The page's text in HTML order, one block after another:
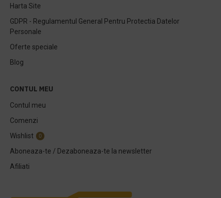
Harta Site
GDPR - Regulamentul General Pentru Protectia Datelor
Personale
Oferte speciale
Blog
CONTUL MEU
Contul meu
Comenzi
Wishlist
0
Aboneaza-te / Dezaboneaza-te la newsletter
Afiliati